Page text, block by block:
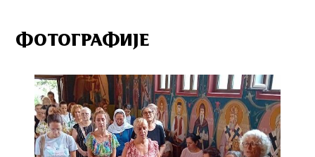
ФОТОГРАФИЈЕ